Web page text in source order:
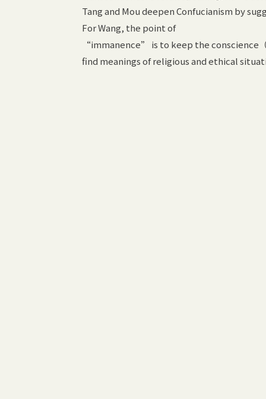
Tang and Mou deepen Confucianism by
For Wang, the point of
“immanence” is to keep the conscience
find meanings of religious and ethical